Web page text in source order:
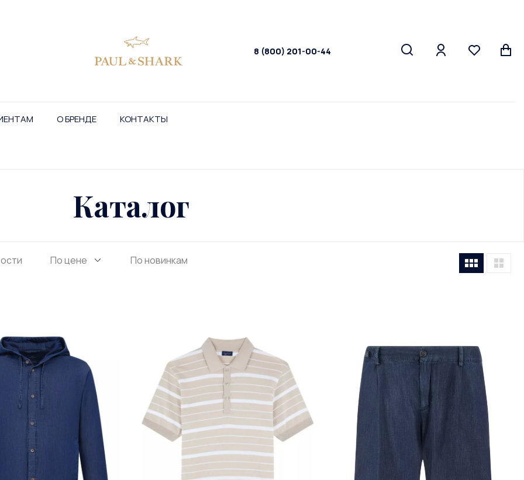
8 (800) 201-00-44
О БРЕНДЕ КОНТАКТЫ
Каталог
По цене По новинкам